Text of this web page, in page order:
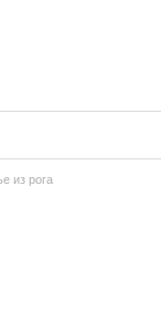
из рога